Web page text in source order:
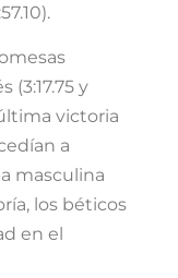
(3:17.75 y
victoria
a
masculina
los béticos
en el